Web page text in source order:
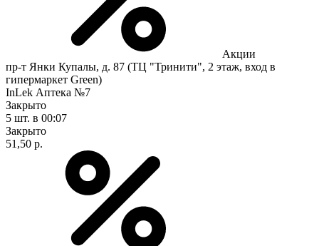
Акции
пр-т Янки Купалы, д. 87 (ТЦ "Тринити", 2 этаж, вход в
гипермаркет Green)
InLek Аптека №7
Закрыто
5 шт. в 00:07
Закрыто
51,50 р.